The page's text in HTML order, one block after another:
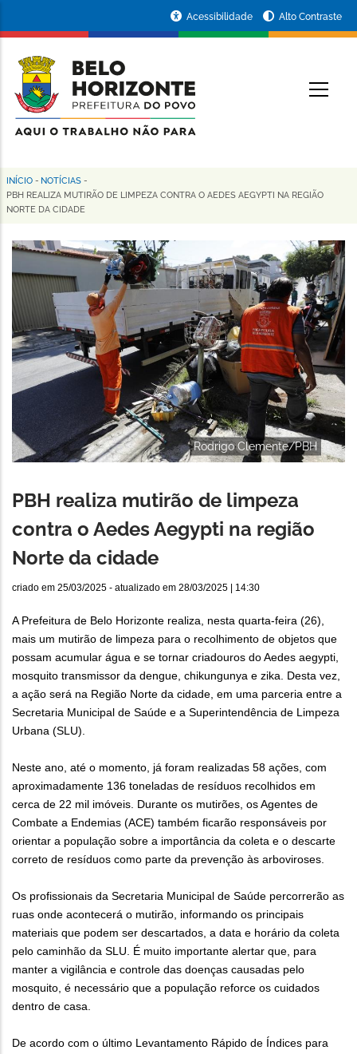
conteúdo
principal
da
Prefeitura
de
Horizonte
Acessibilidade Alto Contraste
Trilha
de
navegação
INÍCIO - NOTÍCIAS -
PBH REALIZA MUTIRÃO DE LIMPEZA CONTRA O AEDES AEGYPTI NA REGIÃO
NORTE DA CIDADE
Rodrigo Clemente/PBH
PBH realiza mutirão de limpeza
contra o Aedes Aegypti na região
Norte da cidade
criado em 25/03/2025 - atualizado em 28/03/2025 | 14:30
A Prefeitura de Belo Horizonte realiza, nesta quarta-feira (26),
mais um mutirão de limpeza para o recolhimento de objetos que
possam acumular água e se tornar criadouros do Aedes aegypti,
mosquito transmissor da dengue, chikungunya e zika. Desta vez,
a ação será na Região Norte da cidade, em uma parceria entre a
Secretaria Municipal de Saúde e a Superintendência de Limpeza
Urbana (SLU).
Neste ano, até o momento, já foram realizadas 58 ações, com
aproximadamente 136 toneladas de resíduos recolhidos em
cerca de 22 mil imóveis. Durante os mutirões, os Agentes de
Combate a Endemias (ACE) também ficarão responsáveis por
orientar a população sobre a importância da coleta e o descarte
correto de resíduos como parte da prevenção às arboviroses.
Os profissionais da Secretaria Municipal de Saúde percorrerão as
ruas onde acontecerá o mutirão, informando os principais
materiais que podem ser descartados, a data e horário da coleta
pelo caminhão da SLU. É muito importante alertar que, para
manter a vigilância e controle das doenças causadas pelo
mosquito, é necessário que a população reforce os cuidados
dentro de casa.
De acordo com o último Levantamento Rápido de Índices para